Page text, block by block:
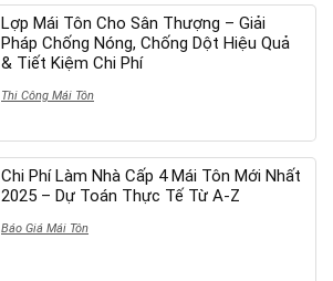
Lợp Mái Tôn Cho Sân Thượng – Giải
Pháp Chống Nóng, Chống Dột Hiệu Quả
& Tiết Kiệm Chi Phí
Thi Công Mái Tôn
Chi Phí Làm Nhà Cấp 4 Mái Tôn Mới Nhất
2025 – Dự Toán Thực Tế Từ A-Z
Báo Giá Mái Tôn